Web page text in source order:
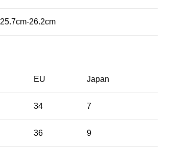
25.7cm-26.2cm
EU Japan
34 7
36 9